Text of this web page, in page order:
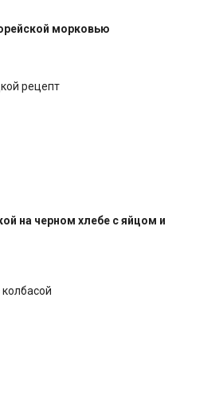
морковью
на черном хлебе с яйцом и